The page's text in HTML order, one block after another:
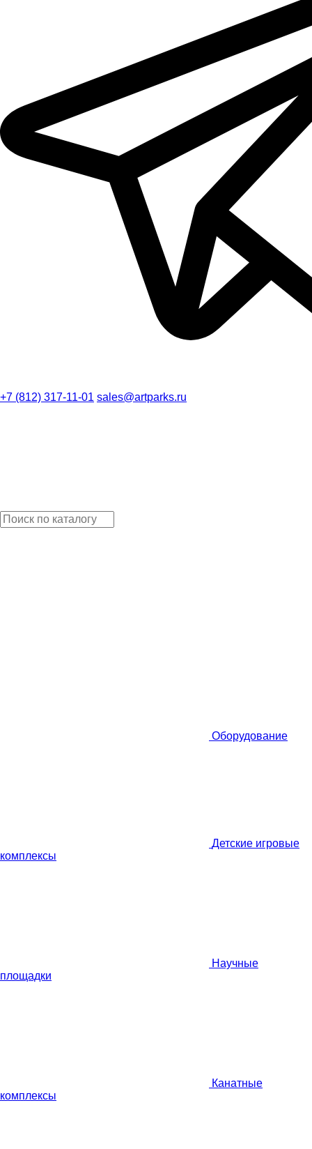
+7 (812) 317-11-01 sales@artparks.ru
Оборудование
Детские игровые
комплексы
Научные
площадки
Канатные
комплексы